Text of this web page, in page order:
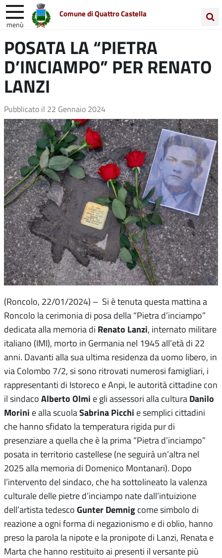
Comune di Quattro Castella
menù
nel
sito
Entra in Comune Vivi Quattro Castella
Unione Colline Matildiche
POSATA LA “PIETRA
D’INCIAMPO” PER RENATO
LANZI
Pubblicato il 22 Gennaio 2024
(Roncolo, 22/01/2024) – Si è tenuta questa mattina a
Roncolo la cerimonia di posa della “Pietra d’inciampo”
dedicata alla memoria di Renato Lanzi, internato militare
italiano (IMI), morto in Germania nel 1945 all’età di 22
anni. Davanti alla sua ultima residenza da uomo libero, in
via Colombo 7/2, si sono ritrovati numerosi famigliari, i
rappresentanti di Istoreco e Anpi, le autorità cittadine con
il sindaco Alberto Olmi e gli assessori alla cultura Danilo
Morini e alla scuolaSabrina Picchi e semplici cittadini
che hanno sfidato la temperatura rigida pur di
presenziare a quella che è la prima “Pietra d’inciampo”
posata in territorio castellese (ne seguirà un’altra nel
2025 alla memoria di Domenico Montanari). Dopo
l’intervento del sindaco, che ha sottolineato la valenza
culturale delle pietre d’inciampo nate dall’intuizione
dell’artista tedesco Gunter Demnig come simbolo di
reazione a ogni forma di negazionismo e di oblio, hanno
preso la parola la nipote e la pronipote di Lanzi, Renata e
Marta che hanno restituito ai presenti il versante più